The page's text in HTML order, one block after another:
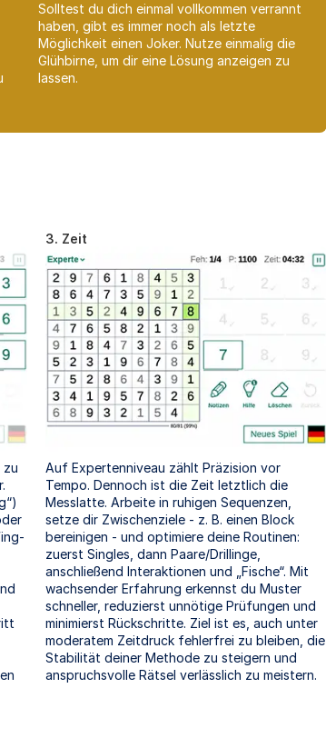
Solltest du dich einmal vollkommen verrannt
haben, gibt es immer noch als letzte
Möglichkeit einen Joker. Nutze einmalig die
Glühbirne, um dir eine Lösung anzeigen zu
lassen.
zu
3. Zeit
Auf Expertenniveau zählt Präzision vor
Tempo. Dennoch ist die Zeit letztlich die
Messlatte. Arbeite in ruhigen Sequenzen,
setze dir Zwischenziele - z. B. einen Block
bereinigen - und optimiere deine Routinen:
zuerst Singles, dann Paare/Drillinge,
anschließend Interaktionen und „Fische“. Mit
wachsender Erfahrung erkennst du Muster
schneller, reduzierst unnötige Prüfungen und
minimierst Rückschritte. Ziel ist es, auch unter
moderatem Zeitdruck fehlerfrei zu bleiben, die
Stabilität deiner Methode zu steigern und
anspruchsvolle Rätsel verlässlich zu meistern.